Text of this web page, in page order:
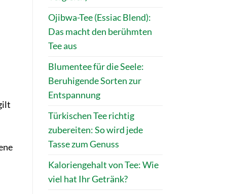
Ojibwa-Tee (Essiac Blend):
Das macht den berühmten
Tee aus
Blumentee für die Seele:
Beruhigende Sorten zur
Entspannung
Türkischen Tee richtig
zubereiten: So wird jede
Tasse zum Genuss
Kaloriengehalt von Tee: Wie
viel hat Ihr Getränk?